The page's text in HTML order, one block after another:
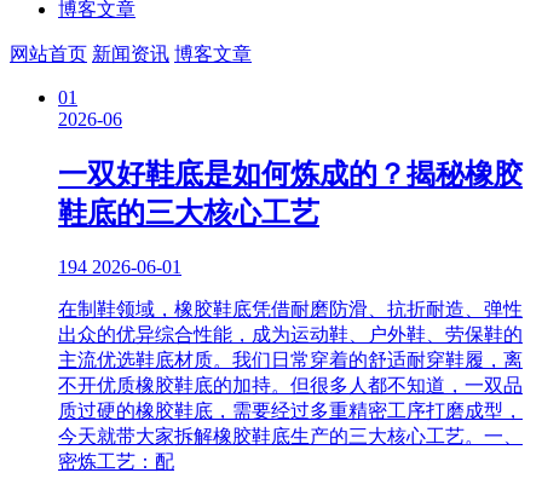
博客文章
网站首页 新闻资讯 博客文章
01
2026-06
一双好鞋底是如何炼成的？揭秘橡胶
鞋底的三大核心工艺
194 2026-06-01
在制鞋领域，橡胶鞋底凭借耐磨防滑、抗折耐造、弹性
出众的优异综合性能，成为运动鞋、户外鞋、劳保鞋的
主流优选鞋底材质。我们日常穿着的舒适耐穿鞋履，离
不开优质橡胶鞋底的加持。但很多人都不知道，一双品
质过硬的橡胶鞋底，需要经过多重精密工序打磨成型，
今天就带大家拆解橡胶鞋底生产的三大核心工艺。一、
密炼工艺：配